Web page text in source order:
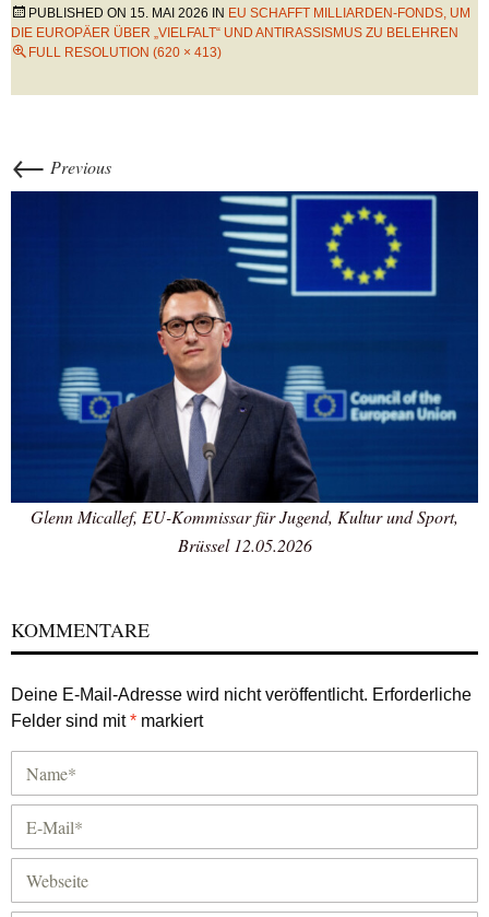
PUBLISHED ON 15. MAI 2026 IN EU SCHAFFT MILLIARDEN-FONDS, UM
DIE EUROPÄER ÜBER „VIELFALT“ UND ANTIRASSISMUS ZU BELEHREN
FULL RESOLUTION (620 × 413)
← Previous
Glenn Micallef, EU-Kommissar für Jugend, Kultur und Sport,
Brüssel 12.05.2026
KOMMENTARE
Deine E-Mail-Adresse wird nicht veröffentlicht. Erforderliche
Felder sind mit* markiert